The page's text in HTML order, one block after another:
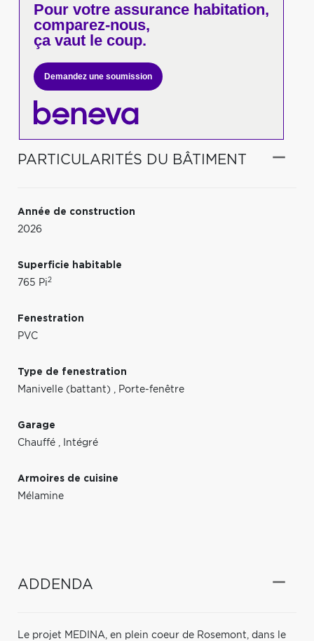
Pour votreassurance habitation,
comparez-nous,
ça vaut le coup.
Demandez une soumission
PARTICULARITÉS DU BÂTIMENT
Année de construction
2026
Superficie habitable
765 Pi2
Fenestration
PVC
Type de fenestration
Manivelle (battant) , Porte-fenêtre
Garage
Chauffé , Intégré
Armoires de cuisine
Mélamine
ADDENDA
Le projet MEDINA, en plein coeur de Rosemont, dans le